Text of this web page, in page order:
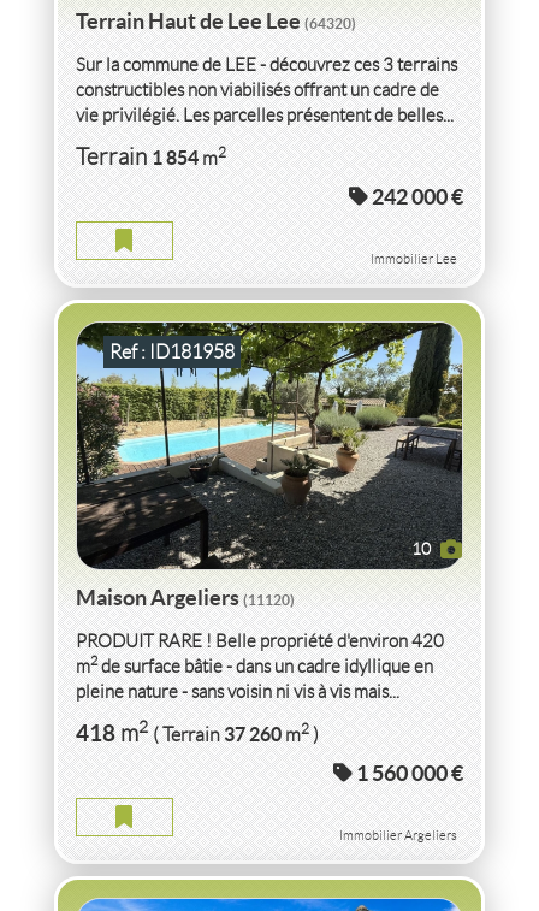
Terrain Haut de Lee Lee(64320)
Sur la commune de LEE - découvrez ces 3 terrains
constructibles non viabilisés offrant un cadre de
vie privilégié. Les parcelles présentent de belles...
Terrain1 854m2
242 000 €
Immobilier Lee
10
Ref : ID181958
VENTEMAISON ARGELIERS(11120)
MAISON ARGELIERS
418m2 ( Terrain37 260m2)
Maison Argeliers(11120)
PRODUIT RARE ! Belle propriété d'environ 420
m2de surface bâtie - dans un cadre idyllique en
pleine nature - sans voisin ni vis à vis mais...
418m2 ( Terrain37 260m2)
1 560 000 €
Immobilier Argeliers
VENTEVILLACONTEMPORAINE QUARTIER
RÉSIDENTIELLABENNE(40530)
VILLA CONTEMPORAINE QUARTIER RÉSIDENTIEL DE
PRESTIGE LABENNE
6pièce(s)-156m2 ( Terrain567m2)